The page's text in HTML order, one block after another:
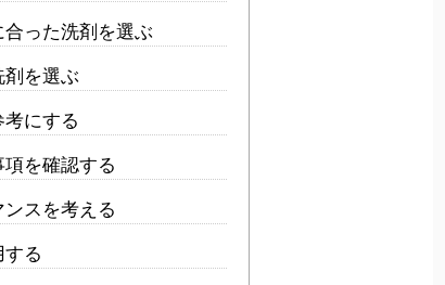
った洗剤を選ぶ
を選ぶ
にする
を確認する
スを考える
る